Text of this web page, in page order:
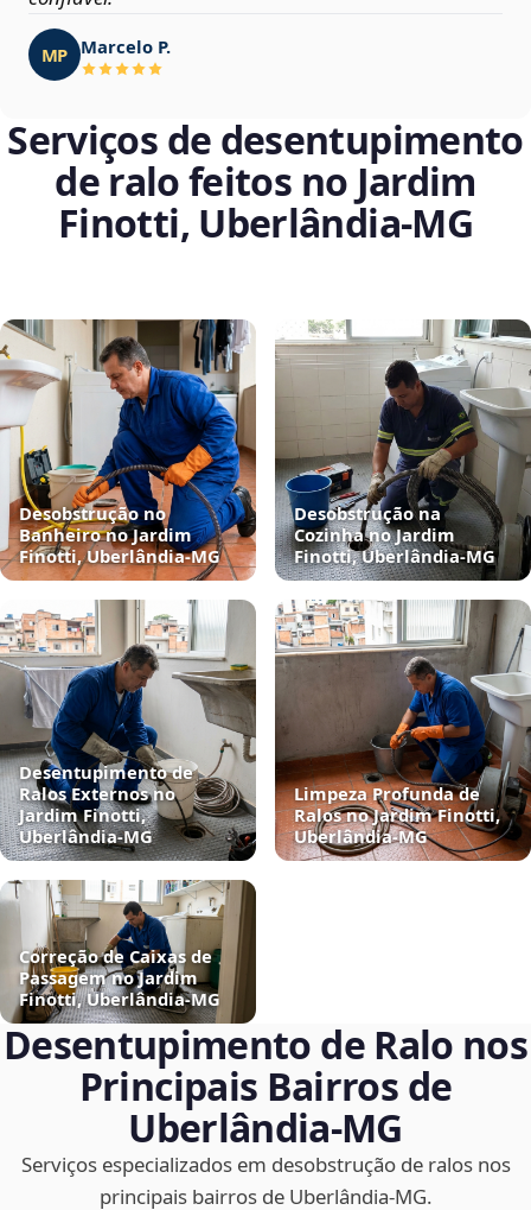
MP Marcelo P.
Serviços de desentupimento
de ralo feitos no Jardim
Finotti, Uberlândia‑MG
Desobstrução no
Banheiro no Jardim
Finotti, Uberlândia‑MG
Desobstrução na
Cozinha no Jardim
Finotti, Uberlândia‑MG
Desentupimento de
Ralos Externos no
Jardim Finotti,
Uberlândia‑MG
Limpeza Profunda de
Ralos no Jardim Finotti,
Uberlândia‑MG
Correção de Caixas de
Passagem no Jardim
Finotti, Uberlândia‑MG
Desentupimento de Ralo nos
Principais Bairros de
Uberlândia‑MG
Serviços especializados em desobstrução de ralos nos
principais bairros de Uberlândia‑MG.